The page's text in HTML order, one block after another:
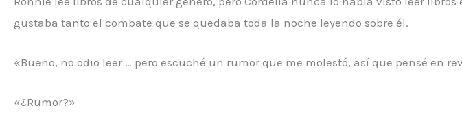
gustaba tanto el combate que se quedaba toda la noche leyendo sobre él.
«Bueno, no odio leer … pero escuché un rumor que me molestó, así que pensé en
«¿Rumor?»